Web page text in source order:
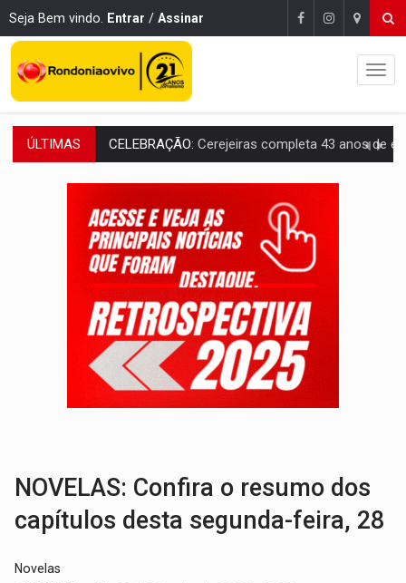
Seja Bem vindo. Entrar / Assinar
ÚLTIMAS SAÚDE:Anvisa desmente boato sobre presença de plástico ou
VÍDEO:Pitbulls fogem de residência e atacam casal de idosos
AÇÃO CONJUNTA:Forças policiais apreendem cerca de 1kg de
PF ESTÁ APURANDO:Flávio Bolsonaro escolhe Alfredo Gaspar como vice, alvo de
GRAVE:Homem é esfaqueado no peito durante briga
VÍDEO:Denarc e Receita Federal apreendem 12 kg de skunk e arma que
OPERAÇÃO DA PC:Membros do CV são presos com armas e drogas após
NOVELAS: Confira o resumo dos
capítulos desta segunda-feira, 28
Novelas